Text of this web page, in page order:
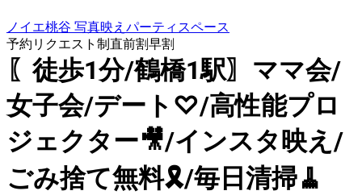
ノイエ桃谷 写真映えパーティスペース
予約リクエスト制直前割早割
〖徒歩1分/鶴橋1駅〗ママ会/
女子会/デート♡/高性能プロ
ジェクター🎥/インスタ映え/
ごみ捨て無料🎗/毎日清掃🧹